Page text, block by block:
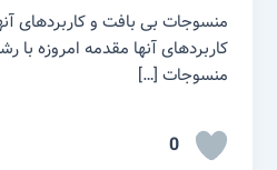
منسوجات بی بافت و کاربردهای
کاربردهای آنها مقدمه امروزه با
منسوجات […]
0